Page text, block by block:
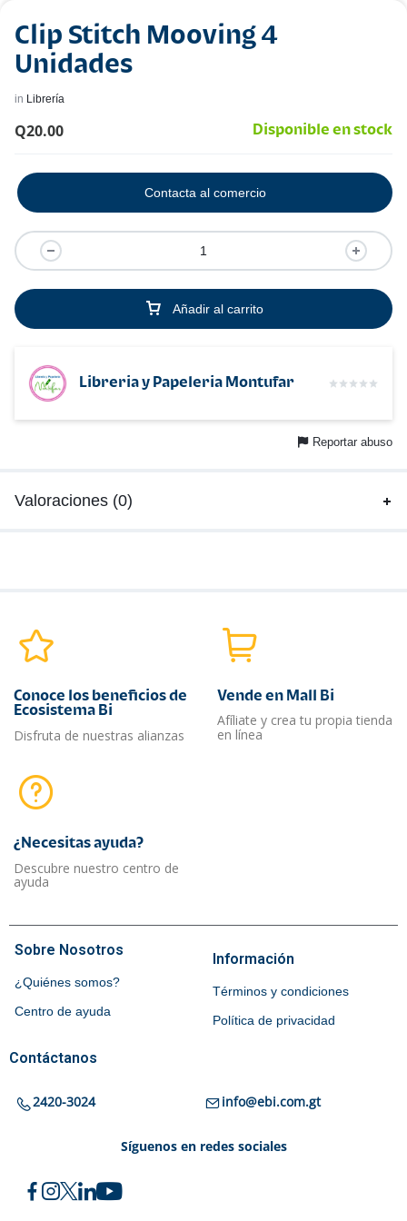
Clip Stitch Mooving 4
Unidades
in Librería
Q20.00 Disponible en stock
Añadir al carrito
Contacta al comercio
Libreria y Papeleria Montufar
Reportar abuso
Valoraciones (0)
Conoce los beneficios de
Ecosistema Bi
Disfruta de nuestras alianzas
Vende en Mall Bi
Afíliate y crea tu propia tienda
en línea
¿Necesitas ayuda?​
Descubre nuestro centro de
ayuda
Sobre Nosotros
¿Quiénes somos?
Centro de ayuda
Información
Términos y condiciones
Política de privacidad
Contáctanos
2420-3024 info@ebi.com.gt
Síguenos en redes sociales